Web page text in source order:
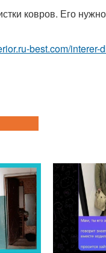
ковров. Его
best.com/